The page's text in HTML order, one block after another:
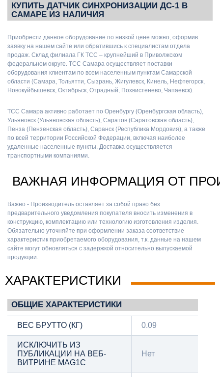
КУПИТЬ ДАТЧИК СИНХРОНИЗАЦИИ ДС-1 В
САМАРЕ ИЗ НАЛИЧИЯ
Приобрести данное оборудование по низкой цене можно, оформив
заявку на нашем сайте или обратившись к специалистам отдела
продаж. Склад филиала ГК ТСС – крупнейший в Приволжском
федеральном округе. ТСС Самара осуществляет поставки
оборудования клиентам по всем населенным пунктам Самарской
области (Самара, Тольятти, Сызрань, Жигулевск, Кинель, Нефтегорск,
Новокуйбышевск, Октябрьск, Отрадный, Похвистенево, Чапаевск).
ТСС Самара активно работает по Оренбургу (Оренбургская область),
Ульяновск (Ульяновская область), Саратов (Саратовская область),
Пенза (Пензенская область), Саранск (Республика Мордовия), а также
по всей территории Российской Федерации, включая наиболее
удаленные населенные пункты. Доставка осуществляется
транспортными компаниями.
ВАЖНАЯ ИНФОРМАЦИЯ ОТ
Важно - Производитель оставляет за собой право без
предварительного уведомления покупателя вносить изменения в
конструкцию, комплектацию или технологию изготовления изделия.
Обязательно уточняйте при оформлении заказа соответствие
характеристик приобретаемого оборудования, т.к. данные на нашем
сайте могут обновляться с задержкой относительно выпускаемой
продукции.
ХАРАКТЕРИСТИКИ
ОБЩИЕ ХАРАКТЕРИСТИКИ
ВЕС БРУТТО (КГ) 0.09
ИСКЛЮЧИТЬ ИЗ
ПУБЛИКАЦИИ НА ВЕБ-
ВИТРИНЕ MAG1C
Нет